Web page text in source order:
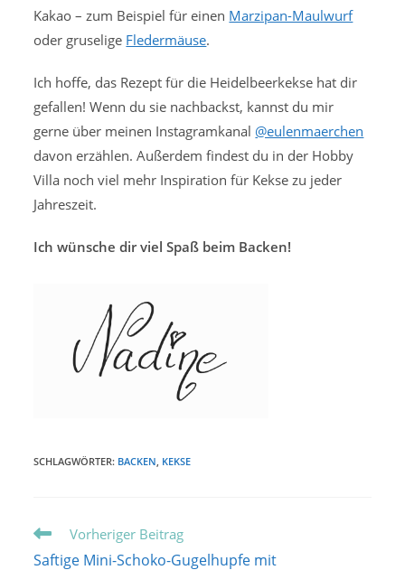
Kakao – zum Beispiel für einen Marzipan-Maulwurf
oder gruselige Fledermäuse.
Ich hoffe, das Rezept für die Heidelbeerkekse hat dir
gefallen! Wenn du sie nachbackst, kannst du mir
gerne über meinen Instagramkanal @eulenmaerchen
davon erzählen. Außerdem findest du in der Hobby
Villa noch viel mehr Inspiration für Kekse zu jeder
Jahreszeit.
Ich wünsche dir viel Spaß beim Backen!
SCHLAGWÖRTER: BACKEN KEKSE
WeitereVorheriger Beitrag
Saftige Mini-Schoko-Gugelhupfe mit